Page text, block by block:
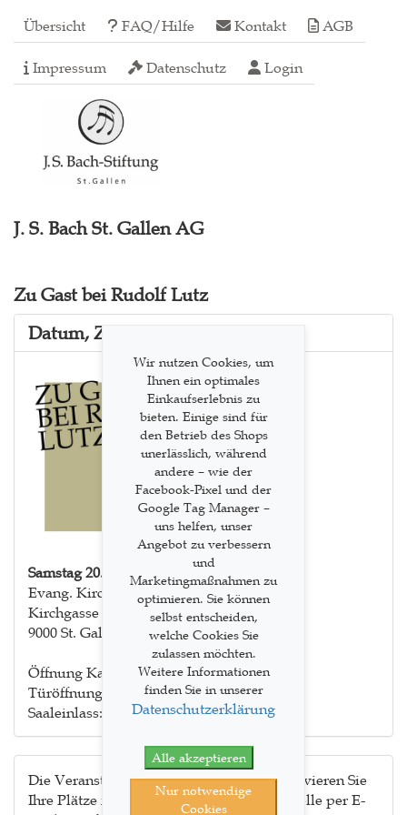
Übersicht FAQ/Hilfe Kontakt AGB
Impressum Datenschutz Login
J. S. Bach St. Gallen AG
Zu Gast bei Rudolf Lutz
Datum, Zeit und Ort
Samstag 20. Dezember 2025 10:30
Evang. Kirche St. Mangen
Kirchgasse 17
9000 St. Gallen
Öffnung Kasse: 09:30 Uhr
Türöffnung: 09:30 Uhr
Saaleinlass: 10:15 Uhr
Die Veranstaltung ist kostenlos. Bitte reservieren Sie
Ihre Plätze frühzeitig über die Geschäftsstelle per E-
Wir nutzen Cookies, um
Ihnen ein optimales
Einkaufserlebnis zu
bieten. Einige sind für
den Betrieb des Shops
unerlässlich, während
andere – wie der
Facebook-Pixel und der
Google Tag Manager –
uns helfen, unser
Angebot zu verbessern
und
Marketingmaßnahmen zu
optimieren. Sie können
selbst entscheiden,
welche Cookies Sie
zulassen möchten.
Weitere Informationen
finden Sie in unserer
Datenschutzerklärung
Alle akzeptieren
Nur notwendige
Cookies